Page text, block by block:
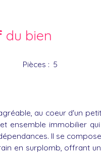
du bien
Pièces : 5
au coeur d'un petit
ensemble immobilier
Il se
en surplomb, offrant